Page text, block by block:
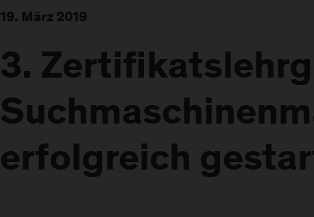
19. März 2019
3.
erfolgreich